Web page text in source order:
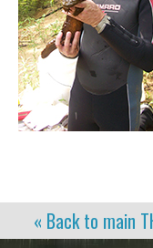
« Back to main